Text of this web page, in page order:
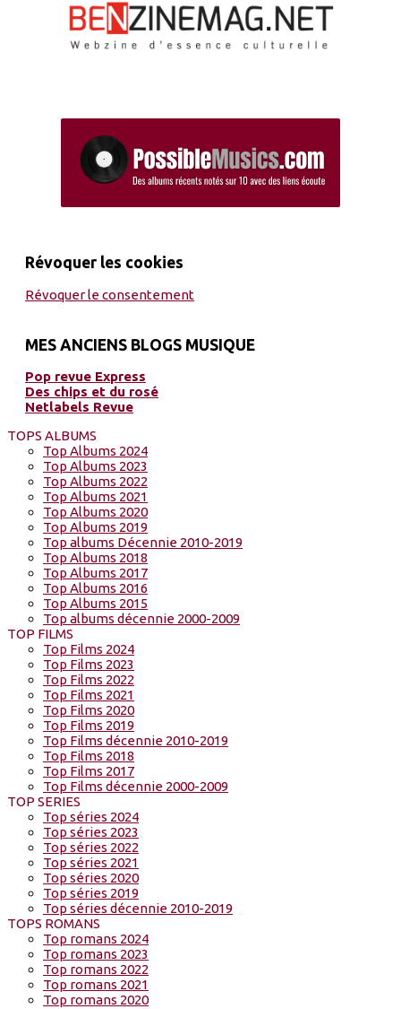
Révoquer les cookies
Révoquer le consentement
MES ANCIENS BLOGS MUSIQUE
Pop revue Express
Des chips et du rosé
Netlabels Revue
TOPS ALBUMS
Top Albums 2024
Top Albums 2023
Top Albums 2022
Top Albums 2021
Top Albums 2020
Top Albums 2019
Top albums Décennie 2010-2019
Top Albums 2018
Top Albums 2017
Top Albums 2016
Top Albums 2015
Top albums décennie 2000-2009
TOP FILMS
Top Films 2024
Top Films 2023
Top Films 2022
Top Films 2021
Top Films 2020
Top Films 2019
Top Films décennie 2010-2019
Top Films 2018
Top Films 2017
Top Films décennie 2000-2009
TOP SERIES
Top séries 2024
Top séries 2023
Top séries 2022
Top séries 2021
Top séries 2020
Top séries 2019
Top séries décennie 2010-2019
TOPS ROMANS
Top romans 2024
Top romans 2023
Top romans 2022
Top romans 2021
Top romans 2020